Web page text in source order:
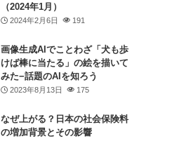
（2024年1月）
2024年2月6日 191
画像生成AIでことわざ「犬も歩
けば棒に当たる」の絵を描いて
みた−話題のAIを知ろう
2023年8月13日 175
なぜ上がる？日本の社会保険料
の増加背景とその影響